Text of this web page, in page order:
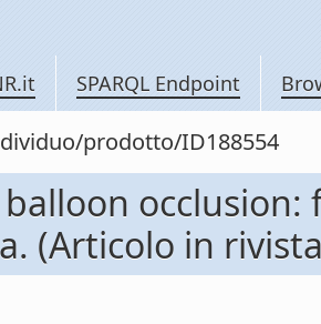
SPARQL Endpoint
prodotto/ID188554
(Articolo in